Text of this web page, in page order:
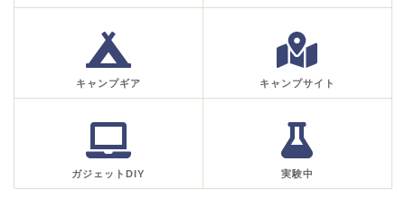
キャンプギア キャンプサイト
ガジェットDIY 実験中